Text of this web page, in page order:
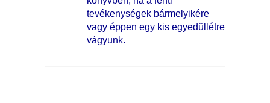
tevékenységek bármelyikére
vagy éppen egy kis egyedüllétre
vágyunk.